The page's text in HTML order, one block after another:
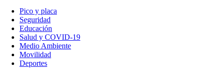
Pico y placa
Seguridad
Educación
Salud y COVID-19
Medio Ambiente
Movilidad
Deportes